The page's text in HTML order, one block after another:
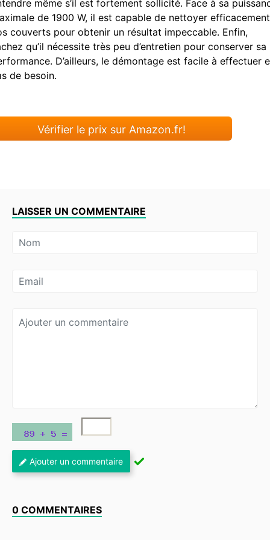
même s’il est fortement sollicité. Face à sa
de 1900 W, il est capable de nettoyer efficacement
couverts pour obtenir un résultat impeccable. Enfin,
qu’il nécessite très peu d’entretien pour conserver sa
D’ailleurs, le démontage est facile à effectuer
de besoin.
Vérifier le prix sur Amazon.fr!
LAISSER UN COMMENTAIRE
Ajouter un commentaire
0 COMMENTAIRES